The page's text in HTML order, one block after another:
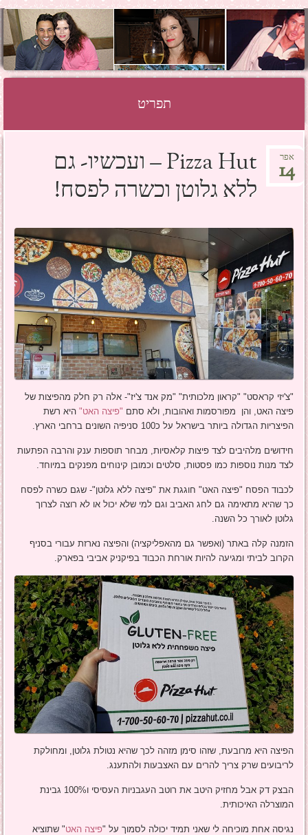
SHOSH HAZAN
GRINBERG
תפריט
Pizza Hut – ועכשיו- גם
ללא גלוטן וכשרה לפסח!
אפר
14
"צ'יזי קראסט" "קראון מלכותית" "מק אנד צ'יז"- אלה רק חלק מהפיצות של
פיצה האט, והן מפורסמות ואהובות, ולא סתם "פיצה האט" היא רשת
הפיצריות הגדולה ביותר בישראל על כ100 סניפיה השונים ברחבי הארץ.
חידושים מלהיבים לצד פיצות קלאסיות, מבחר תוספות ענק והרבה הפתעות
לצד מנות נוספות כמו פסטות, סלטים וכמובן קינוחים מפנקים במיוחד.
לכבוד הפסח "פיצה האט" חוגגת את "פיצה ללא גלוטן"- שגם כשרה לפסח
כך שהיא מתאימה גם לחג האביב וגם למי שלא יכול או לא רוצה לצרוך
גלוטן לאורך כל השנה.
הזמנה קלה באתר (ואפשר גם מהאפליקציה) והפיצה נארזת עבורי בסניף
הקרוב לביתי ומגיעה להיות אורחת הכבוד בפיקניק אביבי בפארק.
הפיצה היא מרובעת, שזהו סימן מזהה לכך שהיא נטולת גלוטן, ומחולקת
לריבועים שרק צריך להרים עם האצבעות ולהתענג.
הבצק דק אבל מחזיק היטב את רוטב העגבניות העסיסי ו100% גבינת
המוצרלה האיכותית.
נגיסה אחת מוכיחה לי שאני תמיד יכולה לסמוך על "פיצה האט" שתוציא